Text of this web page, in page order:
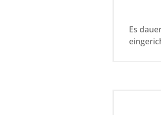
Es